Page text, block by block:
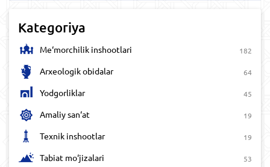
Kategoriya
Me‘morchilik inshootlari 182
Arxeologik obidalar 64
Yodgorliklar 45
Amaliy san‘at 19
Texnik inshootlar 19
Tabiat mo‘jizalari 53